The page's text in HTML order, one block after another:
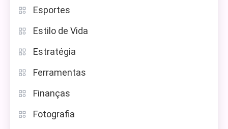
Esportes
Estilo de Vida
Estratégia
Ferramentas
Finanças
Fotografia